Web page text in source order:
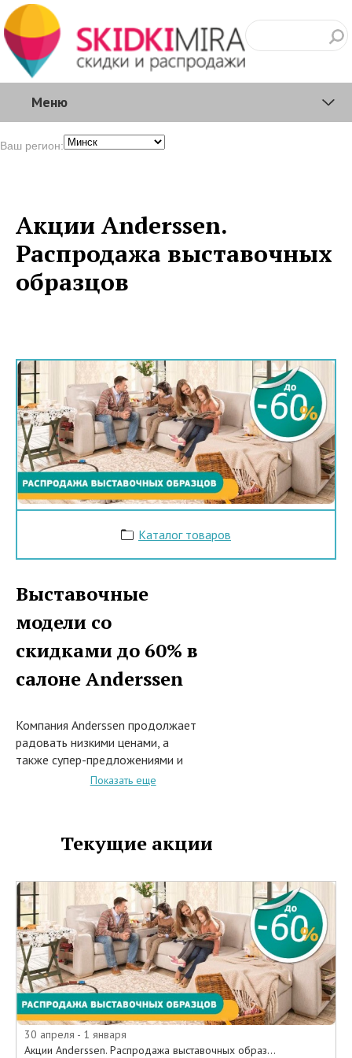
Меню
Ваш регион:
Акции Anderssen.
Распродажа выставочных
образцов
Каталог товаров
Выставочные
модели со
скидками до 60% в
салоне Anderssen
Компания Anderssen продолжает
радовать низкими ценами, а
также супер-предложениями и
приглашает за выгодными
покупке в сети салонов
на сайте интернет-магазина
www.anderssen.ru/ выставочных
образцов мебели с системами
трансформации предоставляются
скидки до 60% и выше.
В акции участвуют следующие
товары:
• Угловые и прямые диваны
• Диван-кровати
• Кресла
• Кресла-кровати
Показать еще
Текущие акции
30 апреля - 1 января
Акции Anderssen. Распродажа выставочных образ...